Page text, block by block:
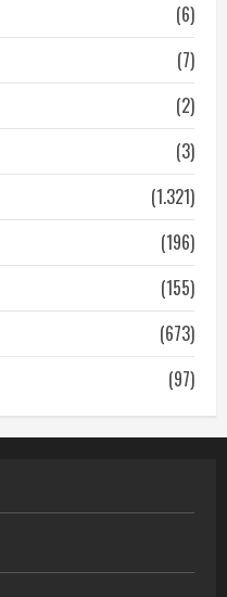
(6)
(7)
(2)
(3)
(1.321)
(196)
(155)
(673)
(97)